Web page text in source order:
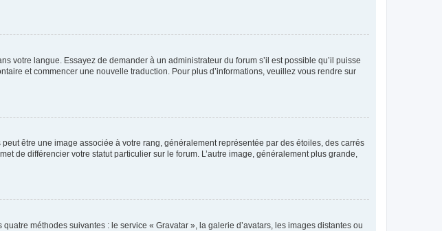
votre langue. Essayez de demander à un administrateur du forum s’il est possible qu’il puisse
et commencer une nouvelle traduction. Pour plus d’informations, veuillez vous rendre sur
être une image associée à votre rang, généralement représentée par des étoiles, des carrés
de différencier votre statut particulier sur le forum. L’autre image, généralement plus grande,
méthodes suivantes : le service « Gravatar », la galerie d’avatars, les images distantes ou